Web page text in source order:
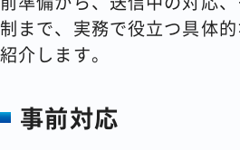
制まで、実務で役立つ具体
紹介します。
事前対応